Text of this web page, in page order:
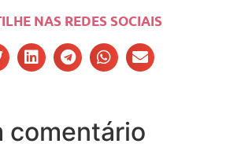
NAS REDES SOCIAIS
comentário